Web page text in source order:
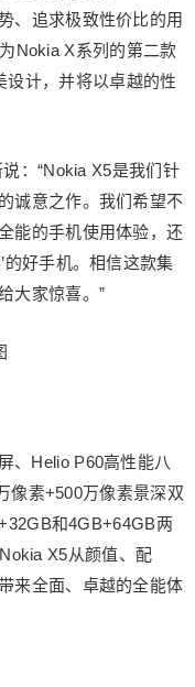
、追求极致性价比的用
Nokia X系列的第二款
设计，并将以卓越的性
：“Nokia X5是我们针
诚意之作。我们希望不
能的手机使用体验，还
的好手机。相信这款集
大家惊喜。”
、Helio P60高性能八
像素+500万像素景深双
和4GB+64GB两
X5从颜值、配
来全面、卓越的全能体